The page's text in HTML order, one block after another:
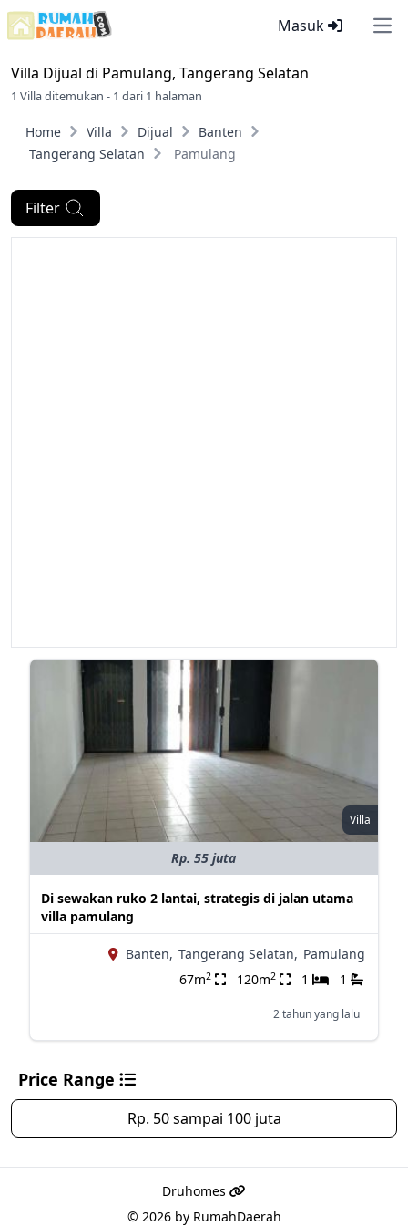
Masuk
Villa Dijual di Pamulang, Tangerang Selatan
1 Villa ditemukan - 1 dari 1 halaman
Home Villa Dijual
Banten
Tangerang Selatan
Pamulang
Filter
Villa
Rp. 55 juta
Di sewakan ruko 2 lantai, strategis di jalan utama
villa pamulang
Banten, Tangerang Selatan, Pamulang
67m2 120m2 1 1
2 tahun yang lalu
Price Range
Rp. 50 sampai 100 juta
Druhomes
© 2026 by RumahDaerah